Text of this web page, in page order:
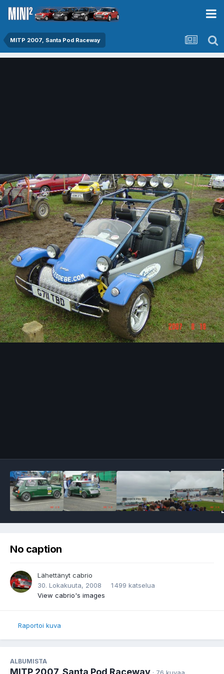
MITP 2007, Santa Pod Raceway
No caption
Lähettänyt cabrio
30. Lokakuuta, 2008
1 499 katselua
View cabrio's images
Raportoi kuva
ALBUMISTA
MITP 2007, Santa Pod Raceway